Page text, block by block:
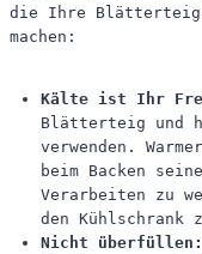
die Ihre Blätterteig-
machen:
Kälte ist Ihr
Blätterteig und
verwenden.
beim Backen
Verarbeiten zu
den Kühlschrank
Nicht überfüllen: